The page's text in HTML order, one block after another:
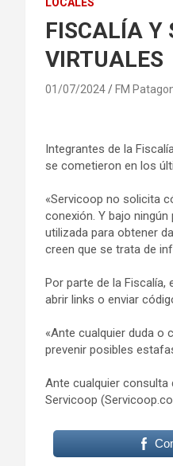
LOCALES
FISCALÍA Y
VIRTUALES
01/07/2024 FM
Integrantes de la
se cometieron en los
«Servicoop no solicita
conexión. Y bajo
utilizada para obtener
creen que se trata de
Por parte de la
abrir links o enviar
«Ante cualquier duda o
prevenir posibles
Ante cualquier
Servicoop